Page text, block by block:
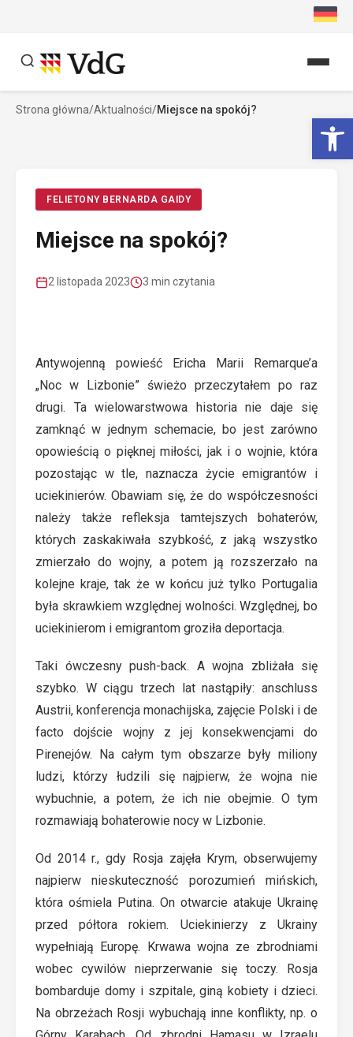
Szukaj
Strona główna/Aktualności/Miejsce na spokój?
FELIETONY BERNARDA GAIDY
Miejsce na spokój?
2 listopada 2023 3 min czytania
Antywojenną powieść Ericha Marii Remarque’a
„Noc w Lizbonie” świeżo przeczytałem po raz
drugi. Ta wielowarstwowa historia nie daje się
zamknąć w jednym schemacie, bo jest zarówno
opowieścią o pięknej miłości, jak i o wojnie, która
pozostając w tle, naznacza życie emigrantów i
uciekinierów. Obawiam się, że do współczesności
należy także refleksja tamtejszych bohaterów,
których zaskakiwała szybkość, z jaką wszystko
zmierzało do wojny, a potem ją rozszerzało na
kolejne kraje, tak że w końcu już tylko Portugalia
była skrawkiem względnej wolności. Względnej, bo
uciekinierom i emigrantom groziła deportacja.
Taki ówczesny push-back. A wojna zbliżała się
szybko. W ciągu trzech lat nastąpiły: anschluss
Austrii, konferencja monachijska, zajęcie Polski i de
facto dojście wojny z jej konsekwencjami do
Pirenejów. Na całym tym obszarze były miliony
ludzi, którzy łudzili się najpierw, że wojna nie
wybuchnie, a potem, że ich nie obejmie. O tym
rozmawiają bohaterowie nocy w Lizbonie.
Od 2014 r., gdy Rosja zajęła Krym, obserwujemy
najpierw nieskuteczność porozumień mińskich,
która ośmiela Putina. On otwarcie atakuje Ukrainę
przed półtora rokiem. Uciekinierzy z Ukrainy
wypełniają Europę. Krwawa wojna ze zbrodniami
wobec cywilów nieprzerwanie się toczy. Rosja
bombarduje domy i szpitale, giną kobiety i dzieci.
Na obrzeżach Rosji wybuchają inne konflikty, np. o